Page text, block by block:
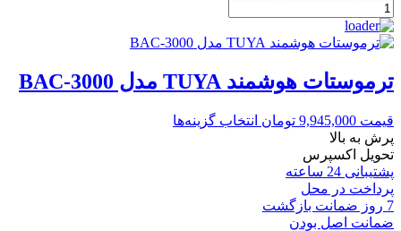
ترموستات هوشمند TUYA مدل BAC-3000
قیمت 9,945,000 تومان انتخاب گزینه‌ها
پرش به بالا
تحویل اکسپرس
پشتیبانی 24 ساعته
پرداخت در محل
7 روز ضمانت بازگشت
ضمانت اصل بودن